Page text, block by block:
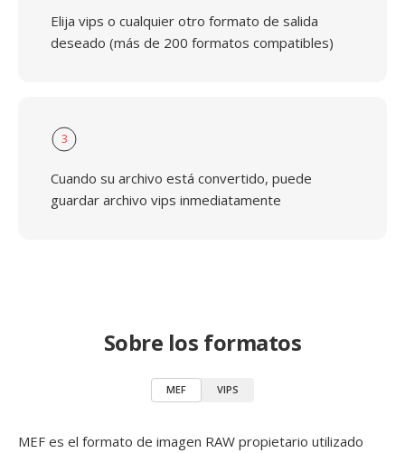
Elija vips o cualquier otro formato de salida
deseado (más de 200 formatos compatibles)
3
Cuando su archivo está convertido, puede
guardar archivo vips inmediatamente
Sobre los formatos
MEF VIPS
MEF es el formato de imagen RAW propietario utilizado